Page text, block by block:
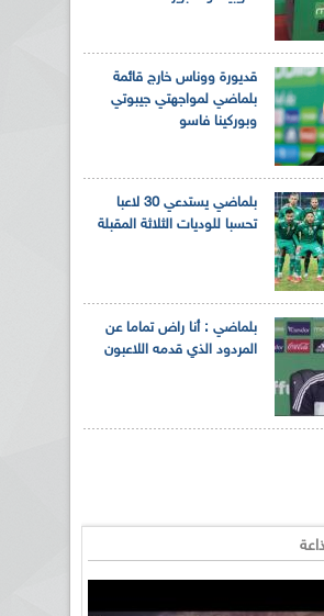
قديورة ووناس خارج قائمة
بلماضي لمواجهتي جيبوتي
وبوركينا فاسو
بلماضي يستدعي 30 لاعبا
تحسبا للوديات الثلاثة المقبلة
بلماضي : أنا راض تماما عن
المردود الذي قدمه اللاعبون